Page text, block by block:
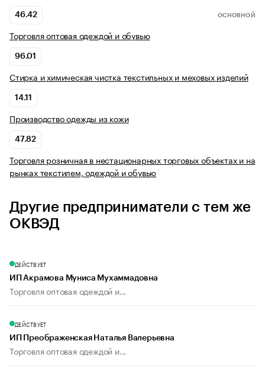
46.42 ОСНОВНОЙ
Торговля оптовая одеждой и обувью
96.01
Стирка и химическая чистка текстильных и меховых изделий
14.11
Производство одежды из кожи
47.82
Торговля розничная в нестационарных торговых объектах и на
рынках текстилем, одеждой и обувью
Другие предприниматели с тем же
ОКВЭД
ДЕЙСТВУЕТ
ИП Акрамова Муниса Мухаммадовна
Торговля оптовая одеждой и...
ДЕЙСТВУЕТ
ИП Преображенская Наталья Валерьевна
Торговля оптовая одеждой и...